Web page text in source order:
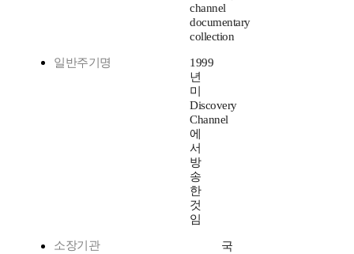
channel
documentary
collection
일반주기명
1999
년
미
Discovery
Channel
에
서
방
송
한
것
임
소장기관
국